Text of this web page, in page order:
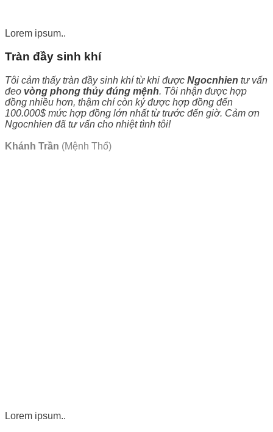
Lorem ipsum..
Tràn đầy sinh khí
Tôi cảm thấy tràn đầy sinh khí từ khi được Ngocnhien tư vấn
đeo vòng phong thủy đúng mệnh. Tôi nhận được hợp
đồng nhiều hơn, thậm chí còn ký được hợp đồng đến
100.000$ mức hợp đồng lớn nhất từ trước đến giờ. Cảm ơn
Ngocnhien đã tư vấn cho nhiệt tình tôi!
Khánh Trần (Mệnh Thổ)
Lorem ipsum..